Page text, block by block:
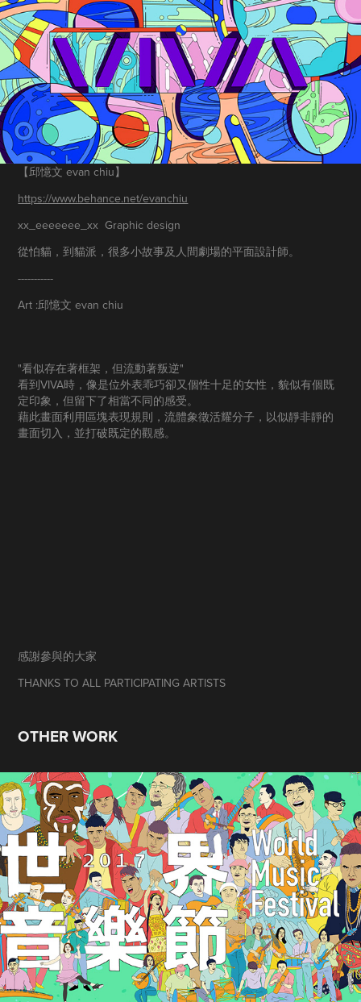
【邱憶文 evan chiu​​​​​​​】
https://www.behance.net/evanchiu
xx_eeeeeee_xx Graphic design
從怕貓，到貓派，很多小故事及人間劇場的平面設計師。
-----------
Art :邱憶文 evan chiu
"看似存在著框架，但流動著叛逆"
看到VIVA時，像是位外表乖巧卻又個性十足的女性，貌似有個既
定印象，但留下了相當不同的感受。
藉此畫面利用區塊表現規則，流體象徵活耀分子，以似靜非靜的
畫面切入，並打破既定的觀感。
感謝參與的大家
THANKS TO ALL PARTICIPATING ARTISTS
OTHER WORK
2017 世界音樂節 / World Music
Festival 2017
2017